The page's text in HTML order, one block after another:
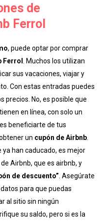
de
Ferrol
, puede optar por comprar
Ferrol . Muchos los utilizan
sus vacaciones, viajar y
Con estas entradas puedes
precios. No, es posible que
en línea, con solo un
beneficiarte de tus
un cupón de Airbnb
han caducado, es mejor
Airbnb, que es airbnb, y
de descuento” . Asegúrate
para que puedas
al sitio sin ningún
su saldo, pero si es la